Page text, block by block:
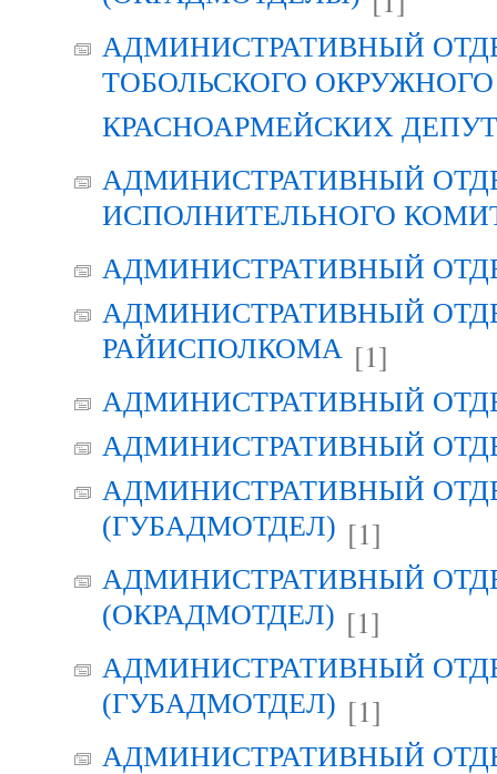
АДМИНИСТРАТИВНЫЙ
ТОБОЛЬСКОГО
КРАСНОАРМЕЙСКИХ
АДМИНИСТРАТИВНЫЙ
ИСПОЛНИТЕЛЬНОГО
АДМИНИСТРАТИВНЫЙ
АДМИНИСТРАТИВНЫЙ
РАЙИСПОЛКОМА [1]
АДМИНИСТРАТИВНЫЙ
АДМИНИСТРАТИВНЫЙ
АДМИНИСТРАТИВНЫЙ
(ГУБАДМОТДЕЛ) [1]
АДМИНИСТРАТИВНЫЙ
(ОКРАДМОТДЕЛ) [1]
АДМИНИСТРАТИВНЫЙ
(ГУБАДМОТДЕЛ) [1]
АДМИНИСТРАТИВНЫЙ